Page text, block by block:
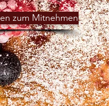
zum Mitnehmen